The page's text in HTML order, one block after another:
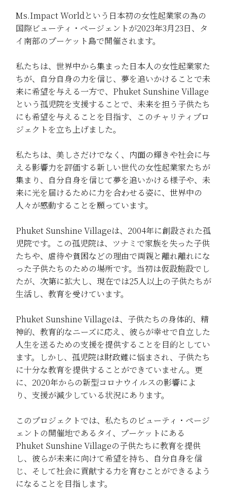
Ms.Impact Worldという日本初の女性起業家の為の
国際ビューティ・ページェントが2023年3月23日、タ
イ南部のプーケット島で開催されます。
私たちは、世界中から集まった日本人の女性起業家た
ちが、自分自身の力を信じ、夢を追いかけることで未
来に希望を与える一方で、Phuket Sunshine Village
という孤児院を支援することで、未来を担う子供たち
にも希望を与えることを目指す、このチャリティプロ
ジェクトを立ち上げました。
私たちは、美しさだけでなく、内面の輝きや社会に与
える影響力を評価する新しい世代の女性起業家たちが
集まり、自分自身を信じて夢を追いかける様子や、未
来に光を届けるために力を合わせる姿に、世界中の
人々が感動することを願っています。
Phuket Sunshine Villageは、2004年に創設された孤
児院です。この孤児院は、ツナミで家族を失った子供
たちや、虐待や貧困などの理由で両親と離れ離れにな
った子供たちのための場所です。当初は仮設施設でし
たが、次第に拡大し、現在では25人以上の子供たちが
生活し、教育を受けています。
Phuket Sunshine Villageは、子供たちの身体的、精
神的、教育的なニーズに応え、彼らが幸せで自立した
人生を送るための支援を提供することを目的としてい
ます。しかし、孤児院は財政難に悩まされ、子供たち
に十分な教育を提供することができていません。更
に、2020年からの新型コロナウイルスの影響によ
り、支援が減少している状況にあります。
このプロジェクトでは、私たちのビューティ・ページ
ェントの開催地であるタイ、プーケットにある
Phuket Sunshine Villageの子供たちに教育を提供
し、彼らが未来に向けて希望を持ち、自分自身を信
じ、そして社会に貢献する力を育むことができるよう
になることを目指します。